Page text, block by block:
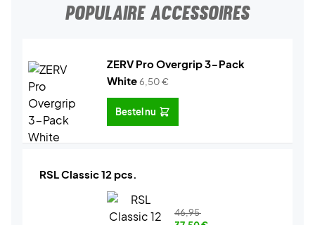
POPULAIRE ACCESSOIRES
ZERV Pro Overgrip 3-Pack
White6,50€
Bestel nu
RSL Classic 12 pcs.
46,95